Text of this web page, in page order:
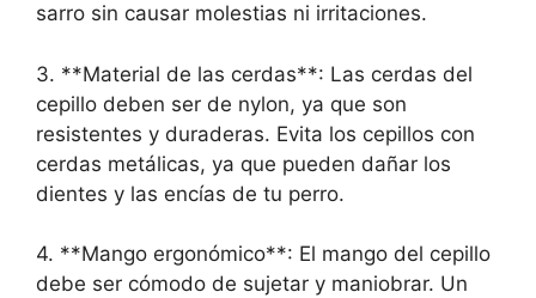
sarro sin causar molestias ni irritaciones.
3. **Material de las cerdas**: Las cerdas del
cepillo deben ser de nylon, ya que son
resistentes y duraderas. Evita los cepillos con
cerdas metálicas, ya que pueden dañar los
dientes y las encías de tu perro.
4. **Mango ergonómico**: El mango del cepillo
debe ser cómodo de sujetar y maniobrar. Un